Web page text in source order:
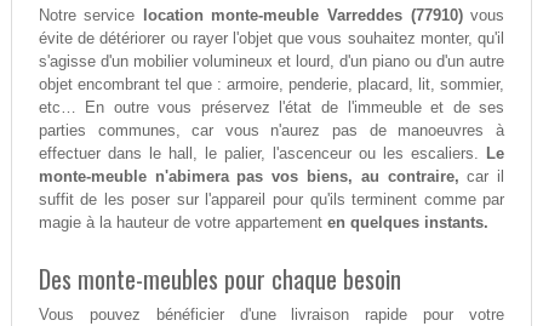
Notre service location monte-meuble Varreddes (77910)vous
évite de détériorer ou rayer l'objet que vous souhaitez monter, qu'il
s'agisse d'un mobilier volumineux et lourd, d'un piano ou d'un autre
objet encombrant tel que : armoire, penderie, placard, lit, sommier,
etc… En outre vous préservez l'état de l'immeuble et de ses
parties communes, car vous n'aurez pas de manoeuvres à
effectuer dans le hall, le palier, l'ascenceur ou les escaliers. Le
monte-meuble n'abimera pas vos biens, au contraire, car il
suffit de les poser sur l'appareil pour qu'ils terminent comme par
magie à la hauteur de votre appartement en quelques instants.
Des monte-meubles pour chaque besoin
Vous pouvez bénéficier d'une livraison rapide pour votre